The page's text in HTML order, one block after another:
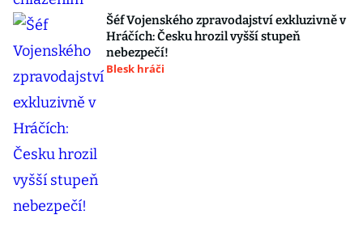
Šéf Vojenského zpravodajství exkluzivně v
Hráčích: Česku hrozil vyšší stupeň
nebezpečí!
Blesk hráči